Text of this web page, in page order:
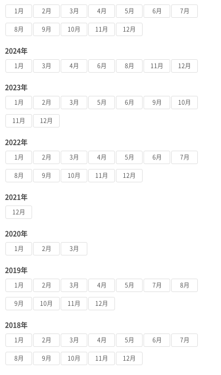
1月 2月 3月 4月 5月 6月 7月
8月 9月 10月 11月 12月
2024年
1月 3月 4月 6月 8月 11月 12月
2023年
1月 2月 3月 5月 6月 9月 10月
11月 12月
2022年
1月 2月 3月 4月 5月 6月 7月
8月 9月 10月 11月 12月
2021年
12月
2020年
1月 2月 3月
2019年
1月 2月 3月 4月 5月 7月 8月
9月 10月 11月 12月
2018年
1月 2月 3月 4月 5月 6月 7月
8月 9月 10月 11月 12月